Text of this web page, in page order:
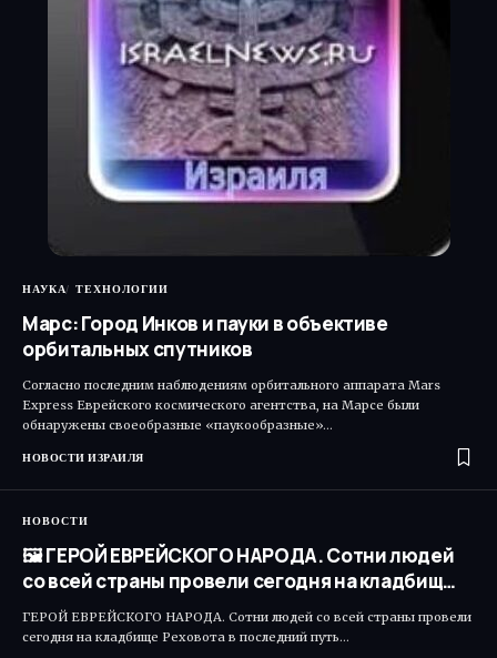
НАУКА ТЕХНОЛОГИИ
Марс: Город Инков и пауки в объективе
орбитальных спутников
Согласно последним наблюдениям орбитального аппарата Mars
Express Еврейского космического агентства, на Марсе были
обнаружены своеобразные «паукообразные»…
НОВОСТИ ИЗРАИЛЯ
НОВОСТИ
🖼 ГЕРОЙ ЕВРЕЙСКОГО НАРОДА. Сотни людей
со всей страны провели сегодня на кладбищ…
ГЕРОЙ ЕВРЕЙСКОГО НАРОДА. Сотни людей со всей страны провели
сегодня на кладбище Реховота в последний путь…